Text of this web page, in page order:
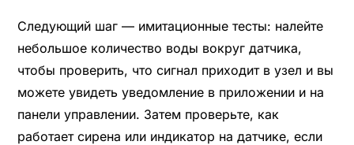
Следующий шаг — имитационные тесты: налейте
небольшое количество воды вокруг датчика,
чтобы проверить, что сигнал приходит в узел и вы
можете увидеть уведомление в приложении и на
панели управлении. Затем проверьте, как
работает сирена или индикатор на датчике, если